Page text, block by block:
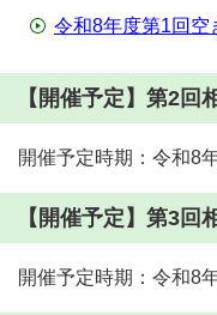
令和8年度第1回空
【開催予定】第2回
開催予定時期：令和8
【開催予定】第3回
開催予定時期：令和8